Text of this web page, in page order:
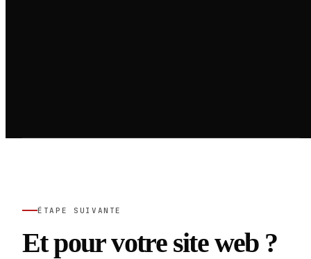
ÉTAPE SUIVANTE
Et pour votre site web ?